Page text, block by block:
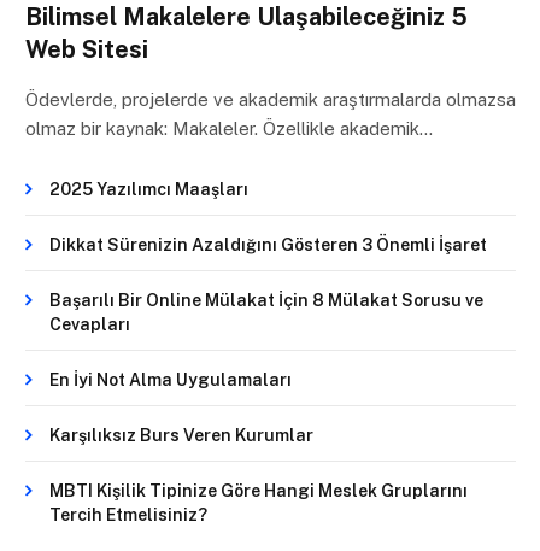
Bilimsel Makalelere Ulaşabileceğiniz 5
Web Sitesi
Ödevlerde, projelerde ve akademik araştırmalarda olmazsa
olmaz bir kaynak: Makaleler. Özellikle akademik…
2025 Yazılımcı Maaşları
Dikkat Sürenizin Azaldığını Gösteren 3 Önemli İşaret
Başarılı Bir Online Mülakat İçin 8 Mülakat Sorusu ve
Cevapları
En İyi Not Alma Uygulamaları
Karşılıksız Burs Veren Kurumlar
MBTI Kişilik Tipinize Göre Hangi Meslek Gruplarını
Tercih Etmelisiniz?